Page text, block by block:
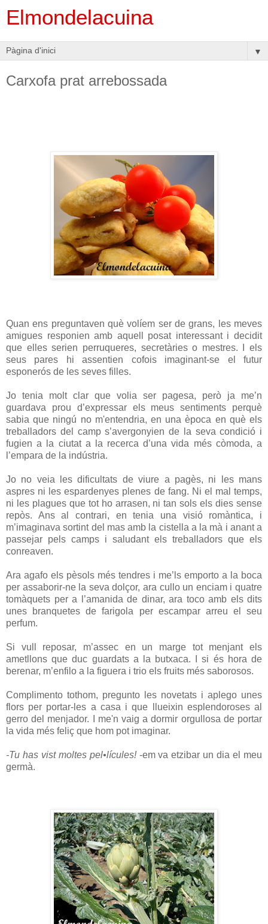
Elmondelacuina
▼
Carxofa prat arrebossada
Quan ens preguntaven què volíem ser de grans, les meves
amigues responien amb aquell posat interessant i decidit
que elles serien perruqueres, secretàries o mestres. I els
seus pares hi assentien cofois imaginant-se el futur
esponerós de les seves filles.
Jo tenia molt clar que volia ser pagesa, però ja me’n
guardava prou d’expressar els meus sentiments perquè
sabia que ningú no m'entendria, en una època en què els
treballadors del camp s’avergonyien de la seva condició i
fugien a la ciutat a la recerca d’una vida més còmoda, a
l’empara de la indústria.
Jo no veia les dificultats de viure a pagès, ni les mans
aspres ni les espardenyes plenes de fang. Ni el mal temps,
ni les plagues que tot ho arrasen, ni tan sols els dies sense
repòs. Ans al contrari, en tenia una visió romàntica, i
m’imaginava sortint del mas amb la cistella a la mà i anant a
passejar pels camps i saludant els treballadors que els
conreaven.
Ara agafo els pèsols més tendres i me’ls emporto a la boca
per assaborir-ne la seva dolçor, ara cullo un enciam i quatre
tomàquets per a l’amanida de dinar, ara toco amb els dits
unes branquetes de farigola per escampar arreu el seu
perfum.
Si vull reposar, m’assec en un marge tot menjant els
ametllons que duc guardats a la butxaca. I si és hora de
berenar, m’enfilo a la figuera i trio els fruits més saborosos.
Complimento tothom, pregunto les novetats i aplego unes
flors per portar-les a casa i que llueixin esplendoroses al
gerro del menjador. I me'n vaig a dormir orgullosa de portar
la vida més feliç que hom pot imaginar.
-Tu has vist moltes pel•lícules! -em va etzibar un dia el meu
germà.